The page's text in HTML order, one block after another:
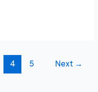
4 5 Next →